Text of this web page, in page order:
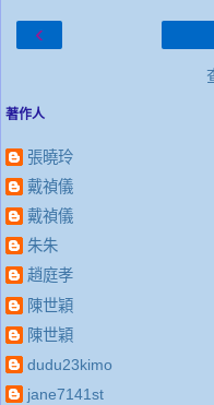
‹
著作人
張曉玲
戴禎儀
戴禎儀
朱朱
趙庭孝
陳世穎
陳世穎
dudu23kimo
jane7141st